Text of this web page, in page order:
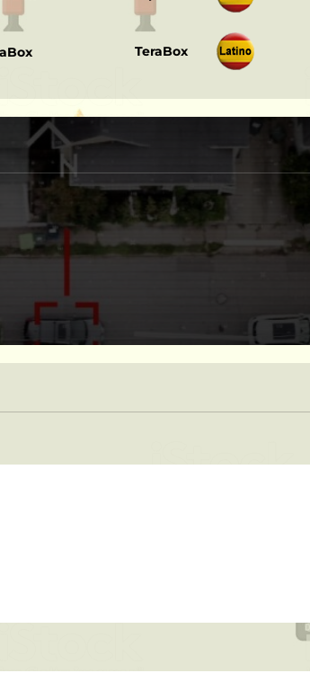
TeraBox